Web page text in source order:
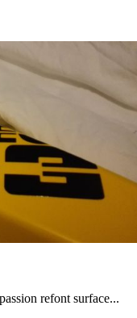
refont surface...